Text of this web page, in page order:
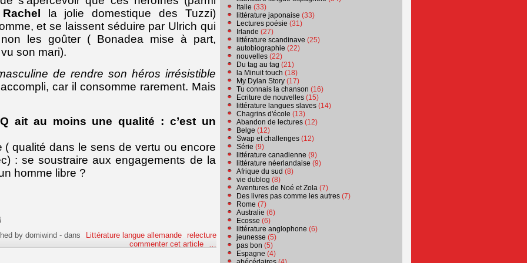
Rachel
la jolie domestique des Tuzzi)
et se laissent séduire par Ulrich qui
les goûter ( Bonadea mise à part,
son mari).
de rendre son héros irrésistible
car il consomme rarement. Mais
ait au moins une qualité : c’est un
( qualité dans le sens de vertu ou encore
: se soustraire aux engagements de la
homme libre ?
by domiwind -dans Littérature langue allemande
relecture
commenter cet article
…
Italie (33)
littérature japonaise (33)
Lectures poésie (31)
Irlande (27)
littérature scandinave (25)
autobiographie (22)
nouvelles (22)
Du tag au tag (21)
la Minuit touch (18)
My Dylan Story (17)
Tu connais la chanson (16)
Ecriture de nouvelles (15)
littérature langues slaves (14)
Chagrins d'école (13)
Abandon de lectures (12)
Belge (12)
Swap et challenges (12)
Série (9)
littérature canadienne (9)
littérature néerlandaise (9)
Afrique du sud (8)
vie dublog (8)
Aventures de Noé et Zola (7)
Des livres pas comme les autres (7)
Rome (7)
Australie (6)
Ecosse (6)
littérature anglophone (6)
jeunesse (5)
pas bon (5)
Espagne (4)